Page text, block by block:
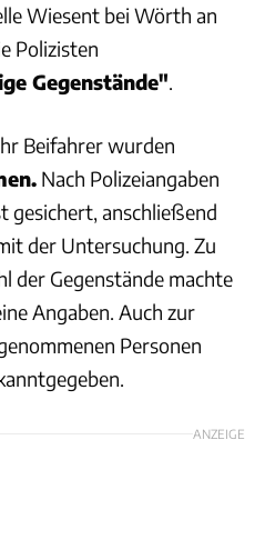
Wiesent bei Wörth an
Polizisten
Gegenstände".
Beifahrer wurden
Nach Polizeiangaben
gesichert, anschließend
der Untersuchung. Zu
der Gegenstände machte
Angaben. Auch zur
Personen
ANZEIGE